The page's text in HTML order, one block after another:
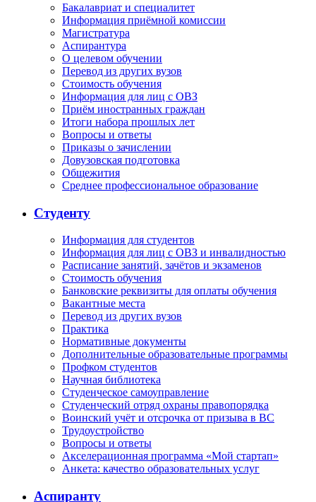
Бакалавриат и специалитет
Информация приёмной комиссии
Магистратура
Аспирантура
О целевом обучении
Перевод из других вузов
Стоимость обучения
Информация для лиц с ОВЗ
Приём иностранных граждан
Итоги набора прошлых лет
Вопросы и ответы
Приказы о зачислении
Довузовская подготовка
Общежития
Среднее профессиональное образование
Студенту
Информация для студентов
Информация для лиц с ОВЗ и инвалидностью
Расписание занятий, зачётов и экзаменов
Стоимость обучения
Банковские реквизиты для оплаты обучения
Вакантные места
Перевод из других вузов
Практика
Нормативные документы
Дополнительные образовательные программы
Профком студентов
Научная библиотека
Студенческое самоуправление
Студенческий отряд охраны правопорядка
Воинский учёт и отсрочка от призыва в ВС
Трудоустройство
Вопросы и ответы
Акселерационная программа «Мой стартап»
Анкета: качество образовательных услуг
Аспиранту